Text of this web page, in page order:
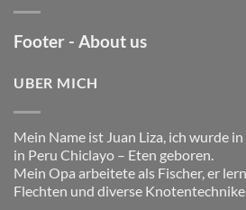
Footer - About us
UBER MICH
Mein Name ist Juan Liza, ich wurde
in Peru Chiclayo – Eten geboren.
Mein Opa arbeitete als Fischer, er
Flechten und diverse Knotentechniken